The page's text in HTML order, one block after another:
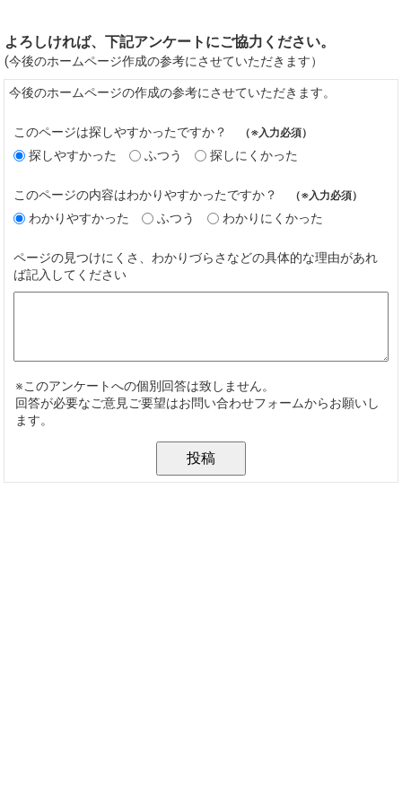
よろしければ、下記アンケートにご協力ください。
(今後のホームページ作成の参考にさせていただきます）
今後のホームページの作成の参考にさせていただきます。
このページは探しやすかったですか？ （※入力必須）
探しやすかった ふつう 探しにくかった
このページの内容はわかりやすかったですか？ （※入力必須）
わかりやすかった ふつう わかりにくかった
ページの見つけにくさ、わかりづらさなどの具体的な理由があれ
ば記入してください
※このアンケートへの個別回答は致しません。
回答が必要なご意見ご要望はお問い合わせフォームからお願いし
ます。